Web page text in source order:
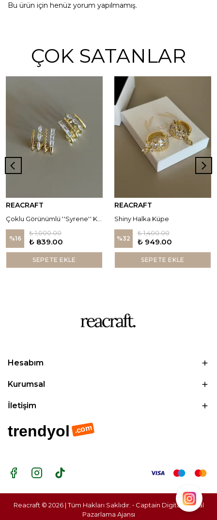
Bu ürün için henüz yorum yapılmamış.
ÇOK SATANLAR
REACRAFT
%16
₺ 1,000.00
₺ 839.00
SEPETE EKLE
REACRAFT
Shiny Halka Küpe
%32
₺ 1,400.00
₺ 949.00
SEPETE EKLE
Hesabım
Kurumsal
İletişim
trendyol .com
Reacraft © 2026 | Tüm Hakları Saklıdır. • Captain Digital |Dijital
Pazarlama Ajansı